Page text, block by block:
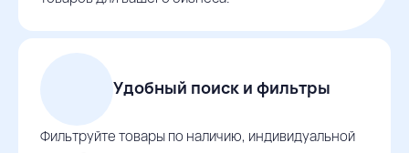
Удобный поиск и фильтры
Фильтруйте товары по наличию, индивидуальной